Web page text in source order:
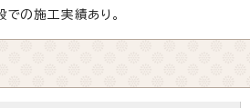
での施工実績あり。